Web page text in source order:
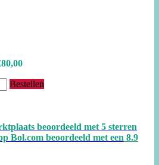
Bestellen
beoordeeld met 5 sterren
Bol.com beoordeeld met een 8.9